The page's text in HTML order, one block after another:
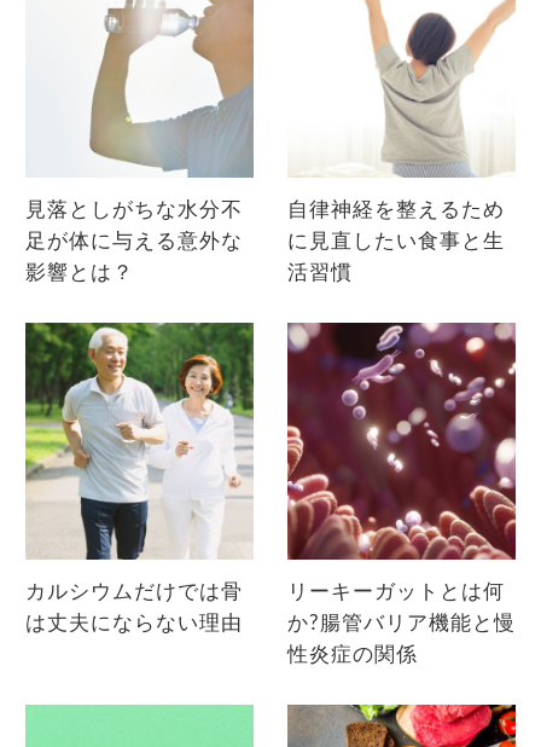
見落としがちな水分不
足が体に与える意外な
影響とは？
自律神経を整えるため
に見直したい食事と生
活習慣
カルシウムだけでは骨
は丈夫にならない理由
リーキーガットとは何
か?腸管バリア機能と慢
性炎症の関係